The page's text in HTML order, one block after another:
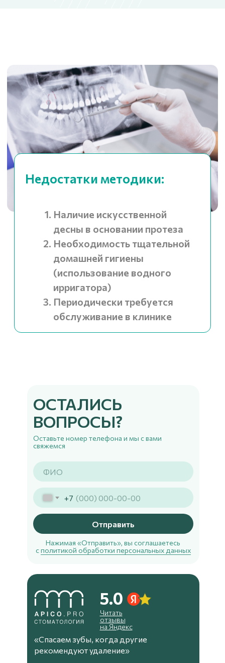
ОСТАЛИСЬ
ВОПРОСЫ?
Оставьте номер телефона и мы с вами
свяжемся
Нажимая «Отправить», вы соглашаетесь
сполитикой обработки персональных данных
+7
Отправить
5.0
«Спасаем зубы, когда другие
рекомендуют удаление»
Читать
отзывы
на Яндекс